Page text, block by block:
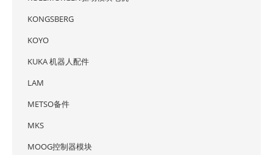
KONGSBERG
KOYO
KUKA 机器人配件
LAM
METSO备件
MKS
MOOG控制器模块